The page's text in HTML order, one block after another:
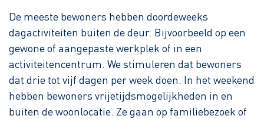
De meeste bewoners hebben doordeweeks
dagactiviteiten buiten de deur. Bijvoorbeeld op een
gewone of aangepaste werkplek of in een
activiteitencentrum. We stimuleren dat bewoners
dat drie tot vijf dagen per week doen. In het weekend
hebben bewoners vrijetijdsmogelijkheden in en
buiten de woonlocatie. Ze gaan op familiebezoek of